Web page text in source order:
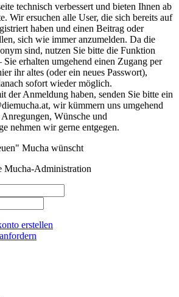
technisch verbessert und bieten Ihnen ab
Wir ersuchen alle User, die sich bereits auf
haben und einen Beitrag oder
sich wie immer anzumelden. Da die
sind, nutzen Sie bitte die Funktion
Sie erhalten umgehend einen Zugang per
ihr altes (oder ein neues Passwort),
sofort wieder möglich.
der Anmeldung haben, senden Sie bitte ein
wir kümmern uns umgehend
Wünsche und
nehmen wir gerne entgegen.
Mucha wünscht
Mucha-Administration
erstellen